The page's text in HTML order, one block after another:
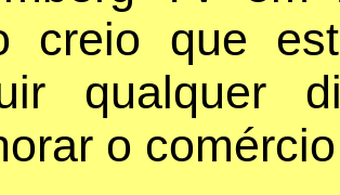
creio que
qualquer
o